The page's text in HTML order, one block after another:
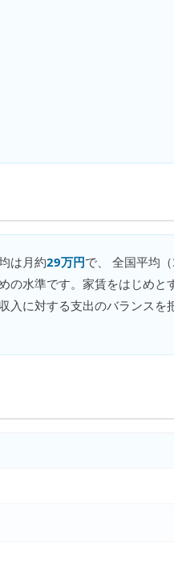
は月約29万円で、 全国平均（
の水準です。家賃をはじめ
入に対する支出のバランス